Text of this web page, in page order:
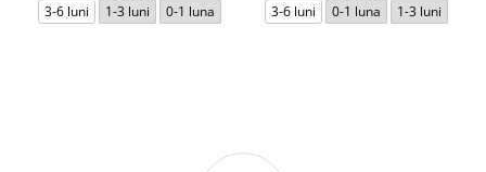
3-6 luni 1-3 luni 0-1 luna 3-6 luni 0-1 luna 1-3 luni